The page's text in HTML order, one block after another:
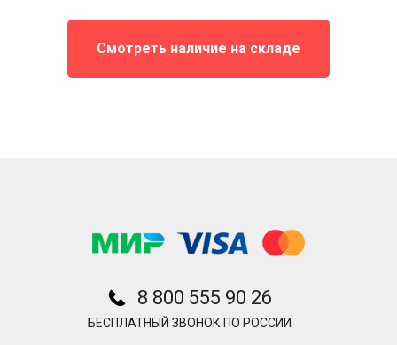
Смотреть наличие на складе
8 800 555 90 26
БЕСПЛАТНЫЙ ЗВОНОК ПО РОССИИ